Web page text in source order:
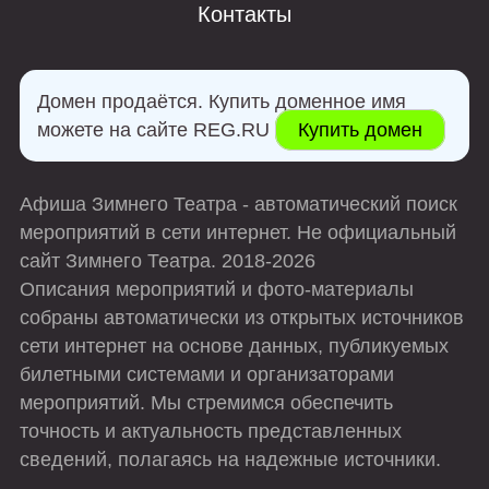
захватывание всего, что под руку. Но в версии
— несмотря на свою скупость, он является
настоящим интеллектуалом и философом. В
одиночестве он размышляет, рассуждает,
сомневается, вызывая симпатию.
Мир Гарпагона, воплощенный сценографом
Александром Цветным, представляет собой
стилизованную библиотеку, настоящий уголок
мыслителя, напичканный томами и другими
атрибутами кабинета европейского ученого.
Здесь обитает человек, способный цитировать
Теофраста, Менандра и даже Будду. Костюмы
Виктории Севрюковой, несмотря на отсутствие
строгой историчности, передают атмосферу
Франции XVII века: классичность и европейская
изысканность присущи всем персонажам
Контакты
Домен продаётся. Купить доменное имя
можете на сайте REG.RU
Купить домен
Афиша Зимнего Театра - автоматический поиск
мероприятий в сети интернет. Не официальный
сайт Зимнего Театра. 2018-2026
Описания мероприятий и фото-материалы
собраны автоматически из открытых источников
сети интернет на основе данных, публикуемых
билетными системами и организаторами
мероприятий. Мы стремимся обеспечить
точность и актуальность представленных
сведений, полагаясь на надежные источники.